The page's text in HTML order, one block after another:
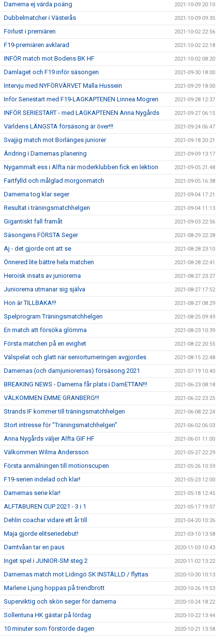
Damerna ej värda poäng 2021-10-09 20:10
Dubbelmatcher i Västerås 2021-10-09 09:35
Förlust i premiären 2021-10-02 22:56
F19-premiären avklarad 2021-10-02 22:18
INFÖR match mot Bodens BK HF 2021-10-02 08:20
Damlaget och F19 inför säsongen 2021-09-30 18:00
Intervju med NYFÖRVÄRVET Malla Hussein 2021-09-29 18:00
Inför Seriestart med F19-LAGKAPTENEN Linnea Mogren 2021-09-28 12:37
INFÖR SERIESTART - med LAGKAPTENEN Anna Nygårds 2021-09-27 06:15
Världens LÄNGSTA försäsong är över!!! 2021-09-24 06:47
Svajjig match mot Borlänges juniorer 2021-09-18 20:21
Ändring i Damernas planering 2021-09-09 13:17
Nygammalt ess i Alfta när moderklubben fick en lektion 2021-09-05 21:48
Fartfylld och målglad morgonmatch 2021-09-05 16:38
Damerna tog klar seger 2021-09-04 17:21
Resultat i träningsmatchhelgen 2021-09-04 11:13
Gigantiskt fall framåt 2021-09-03 22:56
Säsongens FÖRSTA Seger 2021-08-29 22:28
Aj - det gjorde ont att se 2021-08-28 23:10
Önnered lite bättre hela matchen 2021-08-28 22:41
Heroisk insats av juniorerna 2021-08-27 23:27
Juniorerna utmanar sig själva 2021-08-27 17:52
Hon är TILLBAKA!!! 2021-08-27 08:29
Spelprogram Träningsmatchhelgen 2021-08-25 09:49
En match att försöka glömma 2021-08-23 10:39
Första matchen på en evighet 2021-08-22 20:55
Välspelat och glatt när seniorturneringen avgjordes 2021-08-15 22:48
Damernas (och damjuniorernas) försäsong 2021 2021-07-19 10:40
BREAKING NEWS - Damerna får plats i DamETTAN!!! 2021-06-23 08:18
VÄLKOMMEN EMME GRANBERG!!! 2021-06-22 23:25
Strands IF kommer till träningsmatchhelgen 2021-06-08 22:24
Stort intresse för "Träningsmatchhelgen" 2021-06-02 06:03
Anna Nygårds väljer Alfta GIF HF 2021-06-01 11:00
Välkommen Wilma Andersson 2021-05-27 22:29
Första anmälningen till motionscupen 2021-05-26 10:59
F19-serien indelad och klar! 2021-05-23 12:00
Damernas serie klar! 2021-05-18 12:45
ALFTABUREN CUP 2021 - 3 i 1 2021-05-17 19:07
Dehlin coachar vidare ett år till 2021-04-20 10:26
Maja gjorde elitseriedebut! 2021-03-10 13:58
Damtvåan tar en paus 2020-11-03 10:43
Inget spel i JUNIOR-SM steg 2 2020-11-02 13:22
Damernas match mot Lidingö SK INSTÄLLD / flyttas 2020-10-30 10:13
Marlene Ljung hoppas på trendbrott 2020-10-26 19:53
Superviktig och skön seger för damerna 2020-10-24 18:22
Sollentuna HK gästar på lördag 2020-10-22 13:44
10 minuter som förstörde dagen 2020-10-21 13:58